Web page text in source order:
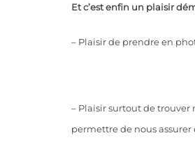
Et c’est enfin un plaisir
– Plaisir de prendre en
– Plaisir surtout de trouver
permettre de nous assurer